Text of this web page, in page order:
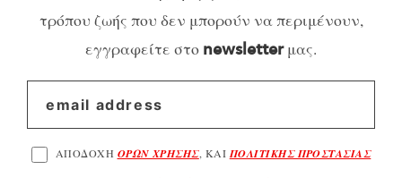
τρόπου ζωής που δεν μπορούν να περιμένουν,
εγγραφείτε στο newsletterμας.
ΑΠΟΔΟΧΗ ΟΡΩΝ ΧΡΗΣΗΣ, ΚΑΙΠΟΛΙΤΙΚΗΣ ΠΡΟΣΤΑΣΙΑΣ